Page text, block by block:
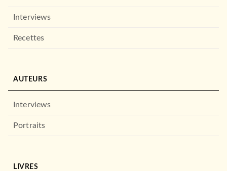
Interviews
Recettes
AUTEURS
Interviews
Portraits
LIVRES